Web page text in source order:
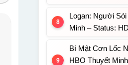
Logan: Người
Minh – Status:
Bí Mật Cơn Lốc
HBO Thuyết